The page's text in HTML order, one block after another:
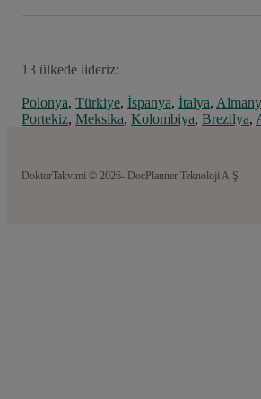
13 ülkede lideriz:
Polonya, Türkiye, İspanya, İtalya,
Portekiz, Meksika, Kolombiya, Brezilya,
DoktorTakvimi © 2026- DocPlanner Teknoloji A.Ş